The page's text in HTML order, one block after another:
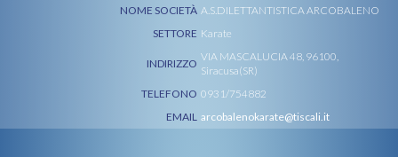
NOME SOCIETÀ A.S.DILETTANTISTICA ARCOBALENO
SETTORE Karate
INDIRIZZO
VIA MASCALUCIA 48, 96100,
Siracusa(SR)
TELEFONO 0931/754882
EMAIL arcobalenokarate@tiscali.it